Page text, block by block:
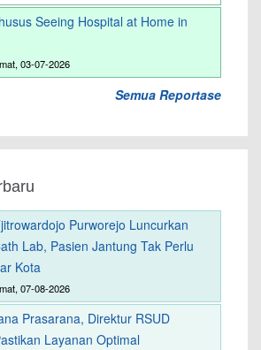
Seeing Hospital at Home in
03-07-2026
Semua Reportase
Purworejo Luncurkan
Lab, Pasien Jantung Tak Perlu
Kota
07-08-2026
Prasarana, Direktur RSUD
Layanan Optimal